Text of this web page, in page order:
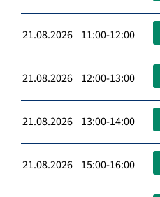
21.08.2026 11:00-12:00
21.08.2026 12:00-13:00
21.08.2026 13:00-14:00
21.08.2026 15:00-16:00